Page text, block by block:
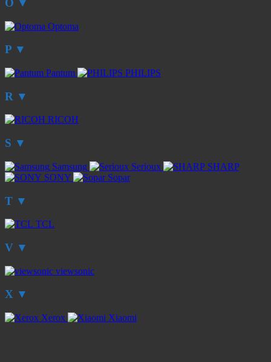
O ▼
Optoma
P ▼
Pantum PHILIPS
R ▼
RICOH
S ▼
Samsung Serioux
SHARP
SONY
Sopar
T ▼
TCL
V ▼
viewsonic
X ▼
Xerox Xiaomi